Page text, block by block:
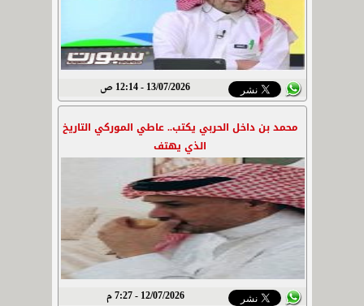
13/07/2026 - 12:14 ص
محمد بن داخل الحربي يكتب.. عاطي الموركي التاريخ
الذي يهتف
12/07/2026 - 7:27 م